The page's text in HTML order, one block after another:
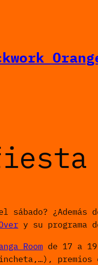
y su programa
Room de 17 a